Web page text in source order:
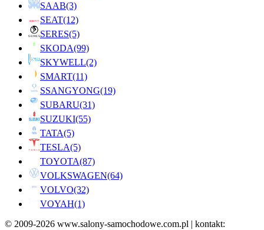
SAAB(3)
SEAT(12)
SERES(5)
SKODA(99)
SKYWELL(2)
SMART(11)
SSANGYONG(19)
SUBARU(31)
SUZUKI(55)
TATA(5)
TESLA(5)
TOYOTA(87)
VOLKSWAGEN(64)
VOLVO(32)
VOYAH(1)
© 2009-2026 www.salony-samochodowe.com.pl | kontakt: